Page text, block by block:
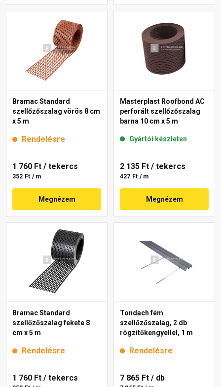
Bramac Standard
szellőzőszalag vörös 8 cm
x 5 m
Rendelésre
1 760 Ft / tekercs
352 Ft / m
Megnézem
Masterplast Roofbond AC
perforált szellőzőszalag
barna 10 cm x 5 m
Gyártói készleten
2 135 Ft / tekercs
427 Ft / m
Megnézem
Bramac Standard
szellőzőszalag fekete 8
cm x 5 m
Rendelésre
1 760 Ft / tekercs
Tondach fém
szellőzőszalag, 2 db
rögzítőkengyellel, 1 m
Rendelésre
7 865 Ft / db